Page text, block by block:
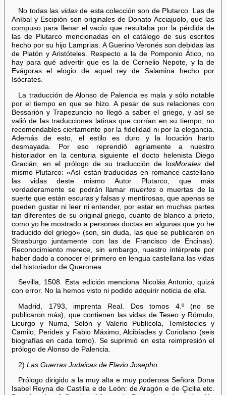
No todas las vidasde esta colección son de Plutarco. Las de
Aníbal y Escipión son originales de Donato Acciajuolo, que las
compuso para llenar el vacío que resultaba por la pérdida de
las de Plutarco mencionadas en el catálogo de sus escritos
hecho por su hijo Lamprias. A Guerino Veronés son debidas las
de Platón y Aristóteles. Respecto a la de Pomponio Ático, no
hay para qué advertir que es la de Cornelio Nepote, y la de
Evágoras el elogio de aquel rey de Salamina hecho por
Isócrates.
La traducción de Alonso de Palencia es mala y sólo notable
por el tiempo en que se hizo. A pesar de sus relaciones con
Bessarión y Trapezuncio no llegó a saber el griego, y así se
valió de las traducciones latinas que corrían en su tiempo, no
recomendables ciertamente por la fidelidad ni por la elegancia.
Además de esto, el estilo es duro y la locución harto
desmayada. Por eso reprendió agriamente a nuestro
historiador en la centuria siguiente el docto helenista Diego
Gracián, en el prólogo de su traducción de losMorales del
mismo Plutarco: «Así están traducidas en romance castellano
las vidas deste mismo Autor Plutarco, que más
verdaderamente se podrán llamar muerteso muertas de la
suerte que están escuras y falsas y mentirosas, que apenas se
pueden gustar ni leer ni entender, por estar en muchas partes
tan diferentes de su original griego, cuanto de blanco a prieto,
como yo he mostrado a personas doctas en algunas que yo he
traducido del griego» (son, sin duda, las que se publicaron en
Strasburgo juntamente con las de Francisco de Encinas).
Reconocimiento merece, sin embargo, nuestro intérprete por
haber dado a conocer el primero en lengua castellana las vidas
del historiador de Queronea.
Sevilla, 1508. Esta edición menciona Nicolás Antonio, quizá
con error. No la hemos visto ni podido adquirir noticia de ella.
Madrid, 1793, imprenta Real. Dos tomos 4.º (no se
publicaron más), que contienen las vidas de Teseo y Rómulo,
Licurgo y Numa, Solón y Valerio Publícola, Temístocles y
Camilo, Perides y Fabio Máximo, Alcibíades y Coriolano (seis
biografías en cada tomo). Se suprimió en esta reimpresión el
prólogo de Alonso de Palencia.
2)Las Guerras Judaicas de Flavio Josepho.
Prólogo dirigido a la muy alta e muy poderosa Señora Dona
Isabel Reyna de Castilla e de León: de Aragón e de Çicilia etc.